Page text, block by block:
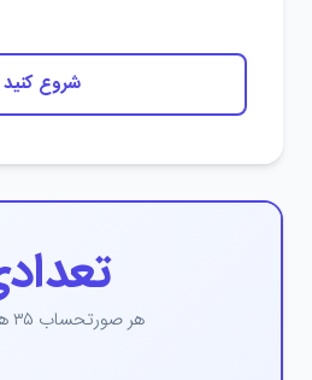
شروع کنید
هر صورتحساب ۳۵ هزار تومان